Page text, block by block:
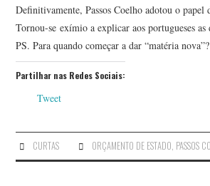
PRIVACIDADE
Definitivamente, Passos Coelho adotou o papel
Tornou-se exímio a explicar aos portugueses as
PS. Para quando começar a dar “matéria
Partilhar nas Redes Sociais:
Tweet
CURTAS ORÇAMENTO DE ESTADO, PASSOS